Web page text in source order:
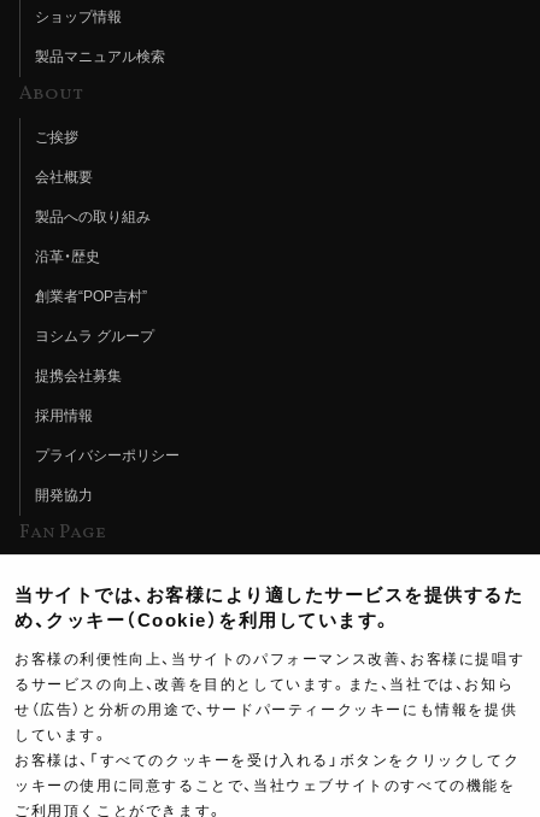
ショップ情報
製品マニュアル検索
About
ご挨拶
会社概要
製品への取り組み
沿革・歴史
創業者“POP吉村”
ヨシムラ グループ
提携会社募集
採用情報
プライバシーポリシー
開発協力
Fan Page
ヨシムラTV
イベント情報
イベントスケジュール
ツーリングブレイクタイム
当サイトでは、お客様により適したサービスを提供するた
め、クッキー（Cookie）を利用しています。
お客様の利便性向上、当サイトのパフォーマンス改善、お客様に提唱す
るサービスの向上、改善を目的としています。また、当社では、お知ら
せ（広告）と分析の用途で、サードパーティークッキーにも情報を提供
しています。
お客様は、「すべてのクッキーを受け入れる」ボタンをクリックしてク
ッキーの使用に同意することで、当社ウェブサイトのすべての機能を
ご利用頂くことができます。